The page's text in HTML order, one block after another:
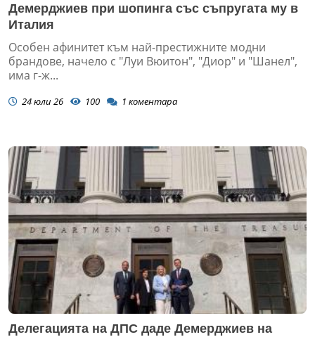
Демерджиев при шопинга със съпругата му в
Италия
Особен афинитет към най-престижните модни
брандове, начело с "Луи Вюитон", "Диор" и "Шанел",
има г-ж...
24 юли 26 100 1 коментара
Делегацията на ДПС даде Демерджиев на